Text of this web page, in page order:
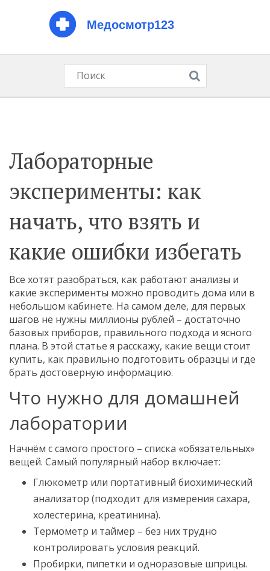
Лабораторные
эксперименты: как
начать, что взять и
какие ошибки избегать
Все хотят разобраться, как работают анализы и
какие эксперименты можно проводить дома или в
небольшом кабинете. На самом деле, для первых
шагов не нужны миллионы рублей – достаточно
базовых приборов, правильного подхода и ясного
плана. В этой статье я расскажу, какие вещи стоит
купить, как правильно подготовить образцы и где
брать достоверную информацию.
Что нужно для домашней
лаборатории
Начнём с самого простого – списка «обязательных»
вещей. Самый популярный набор включает:
Глюкометр или портативный биохимический
анализатор (подходит для измерения сахара,
холестерина, креатинина).
Термометр и таймер – без них трудно
контролировать условия реакций.
Пробирки, пипетки и одноразовые шприцы.